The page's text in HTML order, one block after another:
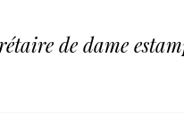
de dame